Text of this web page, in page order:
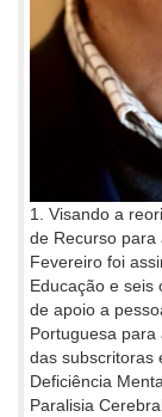
1. Visando a
de Recurso para
Fevereiro foi
Educação e seis
de apoio a
Portuguesa para
das subscritoras
Deficiência
Paralisia